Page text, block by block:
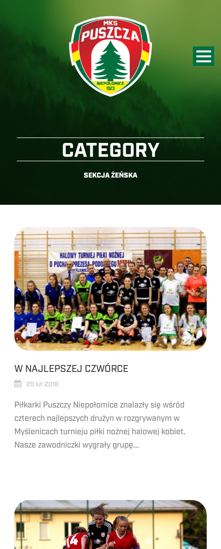
CATEGORY
SEKCJA ŻEŃSKA
W NAJLEPSZEJ CZWÓRCE
20 lut 2018
Piłkarki Puszczy Niepołomice znalazły się wśród
czterech najlepszych drużyn w rozgrywanym w
Myślenicach turnieju piłki nożnej halowej kobiet.
Nasze zawodniczki wygrały grupę...